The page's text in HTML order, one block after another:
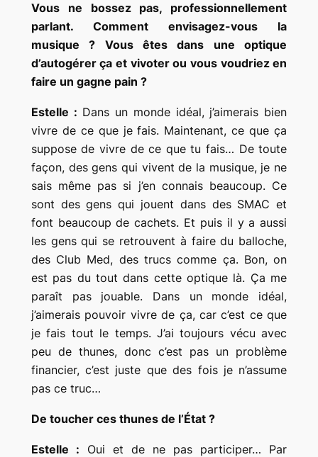
Vous ne bossez pas, professionnellement
parlant. Comment envisagez-vous la
musique ? Vous êtes dans une optique
d’autogérer ça et vivoter ou vous voudriez en
faire un gagne pain ?
Estelle : Dans un monde idéal, j’aimerais bien
vivre de ce que je fais. Maintenant, ce que ça
suppose de vivre de ce que tu fais… De toute
façon, des gens qui vivent de la musique, je ne
sais même pas si j’en connais beaucoup. Ce
sont des gens qui jouent dans des SMAC et
font beaucoup de cachets. Et puis il y a aussi
les gens qui se retrouvent à faire du balloche,
des Club Med, des trucs comme ça. Bon, on
est pas du tout dans cette optique là. Ça me
paraît pas jouable. Dans un monde idéal,
j’aimerais pouvoir vivre de ça, car c’est ce que
je fais tout le temps. J’ai toujours vécu avec
peu de thunes, donc c’est pas un problème
financier, c’est juste que des fois je n’assume
pas ce truc…
De toucher ces thunes de l’État ?
Estelle : Oui et de ne pas participer… Par